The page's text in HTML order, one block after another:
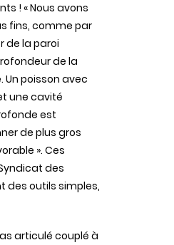
! « Nous avons
fins, comme par
de la paroi
de la
poisson avec
une cavité
est
de plus gros
». Ces
des
des outils simples,
articulé couplé à